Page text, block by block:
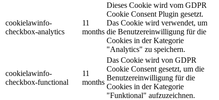
cookielawinfo-
checkbox-analytics
11
months
Dieses Cookie wird vom GDPR
Cookie Consent Plugin gesetzt.
Das Cookie wird verwendet, um
die Benutzereinwilligung für die
Cookies in der Kategorie
"Analytics" zu speichern.
cookielawinfo-
checkbox-functional
11
months
Das Cookie wird von GDPR
Cookie Consent gesetzt, um die
Benutzereinwilligung für die
Cookies in der Kategorie
"Funktional" aufzuzeichnen.